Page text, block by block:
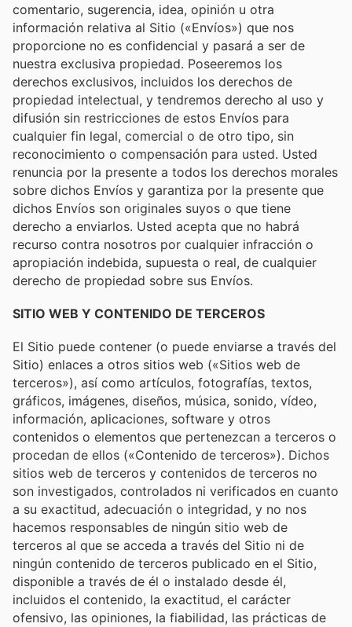
comentario, sugerencia, idea, opinión u otra
información relativa al Sitio («Envíos») que nos
proporcione no es confidencial y pasará a ser de
nuestra exclusiva propiedad. Poseeremos los
derechos exclusivos, incluidos los derechos de
propiedad intelectual, y tendremos derecho al uso y
difusión sin restricciones de estos Envíos para
cualquier fin legal, comercial o de otro tipo, sin
reconocimiento o compensación para usted. Usted
renuncia por la presente a todos los derechos morales
sobre dichos Envíos y garantiza por la presente que
dichos Envíos son originales suyos o que tiene
derecho a enviarlos. Usted acepta que no habrá
recurso contra nosotros por cualquier infracción o
apropiación indebida, supuesta o real, de cualquier
derecho de propiedad sobre sus Envíos.
SITIO WEB Y CONTENIDO DE TERCEROS
El Sitio puede contener (o puede enviarse a través del
Sitio) enlaces a otros sitios web («Sitios web de
terceros»), así como artículos, fotografías, textos,
gráficos, imágenes, diseños, música, sonido, vídeo,
información, aplicaciones, software y otros
contenidos o elementos que pertenezcan a terceros o
procedan de ellos («Contenido de terceros»). Dichos
sitios web de terceros y contenidos de terceros no
son investigados, controlados ni verificados en cuanto
a su exactitud, adecuación o integridad, y no nos
hacemos responsables de ningún sitio web de
terceros al que se acceda a través del Sitio ni de
ningún contenido de terceros publicado en el Sitio,
disponible a través de él o instalado desde él,
incluidos el contenido, la exactitud, el carácter
ofensivo, las opiniones, la fiabilidad, las prácticas de